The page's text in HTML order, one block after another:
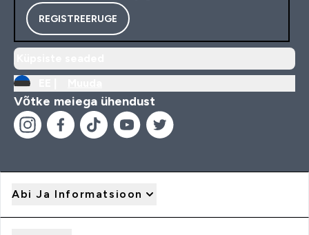
REGISTREERUGE
Võtke meiega ühendust
Abi Ja Informatsioon